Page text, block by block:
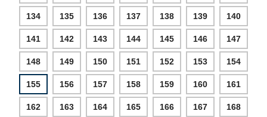
134 135 136 137 138 139 140
141 142 143 144 145 146 147
148 149 150 151 152 153 154
155 156 157 158 159 160 161
162 163 164 165 166 167 168